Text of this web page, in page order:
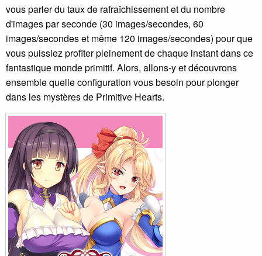
vous parler du taux de rafraîchissement et du nombre
d'images par seconde (30 images/secondes, 60
images/secondes et même 120 images/secondes) pour que
vous puissiez profiter pleinement de chaque instant dans ce
fantastique monde primitif. Alors, allons-y et découvrons
ensemble quelle configuration vous besoin pour plonger
dans les mystères de Primitive Hearts.